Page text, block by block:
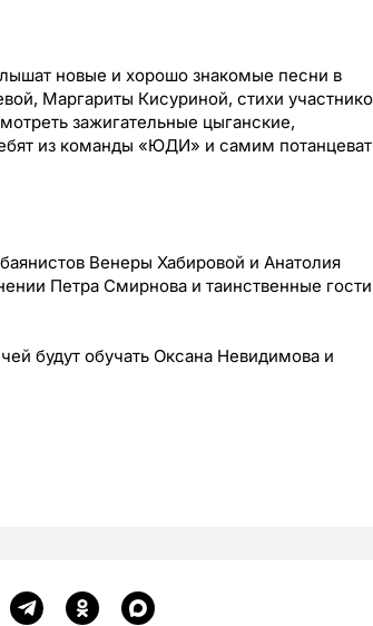
новые и хорошо знакомые песни в
Маргариты Кисуриной, стихи
зажигательные цыганские,
из команды «ЮДИ» и самим
Венеры Хабировой и Анатолия
Петра Смирнова и таинственные
будут обучать Оксана Невидимова и